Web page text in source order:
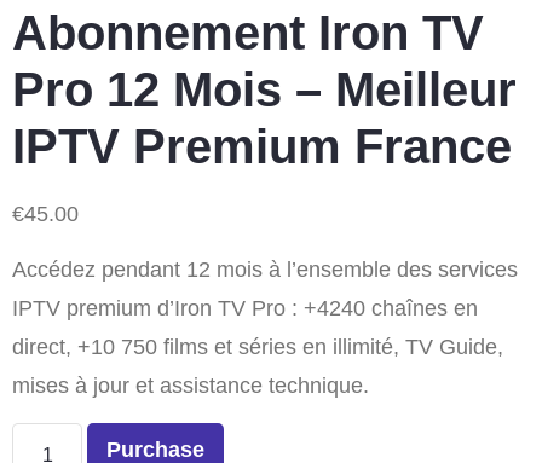
Abonnement Iron TV
Pro 12 Mois – Meilleur
IPTV Premium France
€45.00
Accédez pendant 12 mois à l’ensemble des services
IPTV premium d’Iron TV Pro : +4240 chaînes en
direct, +10 750 films et séries en illimité, TV Guide,
mises à jour et assistance technique.
Purchase